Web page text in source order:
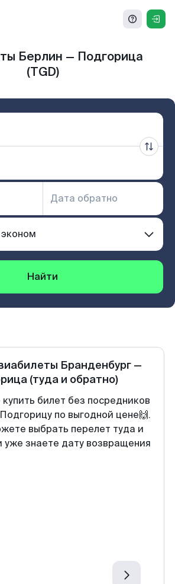
Берлин — Подгорица
(TGD)
Найти
Бранденбург—
(туда и обратно)
билет без посредников
по выгодной цене🙌.
выбрать перелет туда и
уже знаете дату возвращения